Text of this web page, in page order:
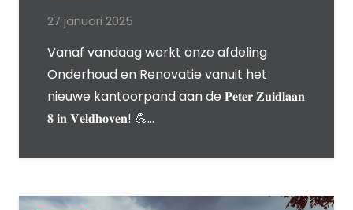
27 januari 2025
Vanaf vandaag werkt onze afdeling
Onderhoud en Renovatie vanuit het
nieuwe kantoorpand aan de 𝐏𝐞𝐭𝐞𝐫 𝐙𝐮𝐢𝐝𝐥𝐚𝐚𝐧
𝟖 𝐢𝐧 𝐕𝐞𝐥𝐝𝐡𝐨𝐯𝐞𝐧! 💪…